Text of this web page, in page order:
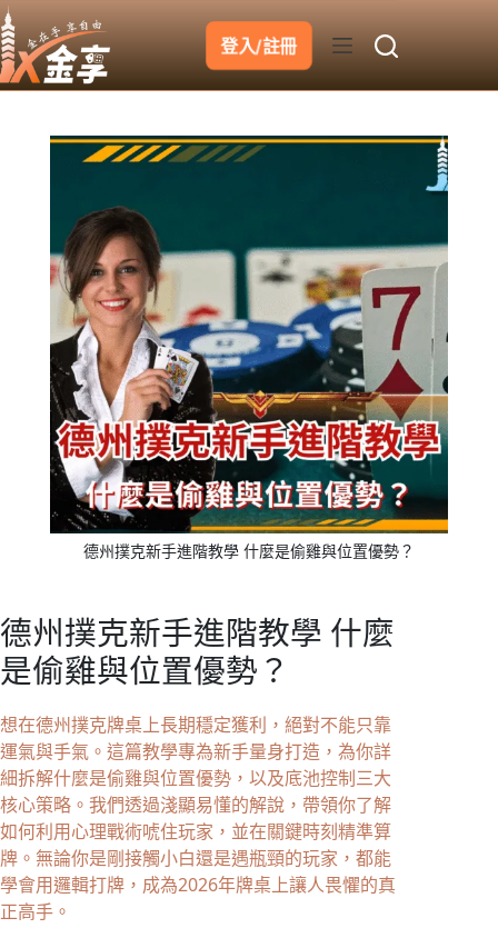
跳
至
主
要
登入/註冊
德州撲克新手進階教學 什麼是偷雞與位置優勢？
德州撲克新手進階教學 什麼
是偷雞與位置優勢？
想在德州撲克牌桌上長期穩定獲利，絕對不能只靠
運氣與手氣。這篇教學專為新手量身打造，為你詳
細拆解什麼是偷雞與位置優勢，以及底池控制三大
核心策略。我們透過淺顯易懂的解說，帶領你了解
如何利用心理戰術唬住玩家，並在關鍵時刻精準算
牌。無論你是剛接觸小白還是遇瓶頸的玩家，都能
學會用邏輯打牌，成為2026年牌桌上讓人畏懼的真
正高手。